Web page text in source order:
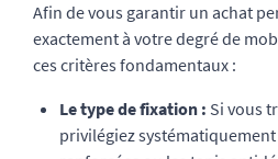
Afin de vous garantir un achat
exactement à votre degré de
ces critères fondamentaux :
Le type de fixation : Si vous
privilégiez systématiquement